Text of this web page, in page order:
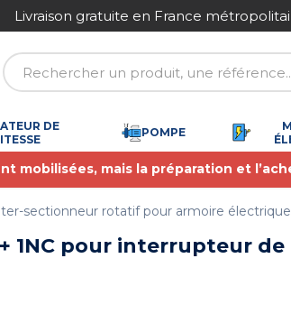
Livraison gratuite en France
DE
POMPE
mobilisées, mais la préparation et
sectionneur rotatif pour armoire
+ 1NC pour interrupteur